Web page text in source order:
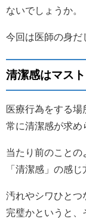
ないでしょうか。
今回は医師の身だ
清潔感はマスト
医療行為をする場
常に清潔感が求め
当たり前のことの
「清潔感」の感
汚れやシワひとつ
完璧かというと、